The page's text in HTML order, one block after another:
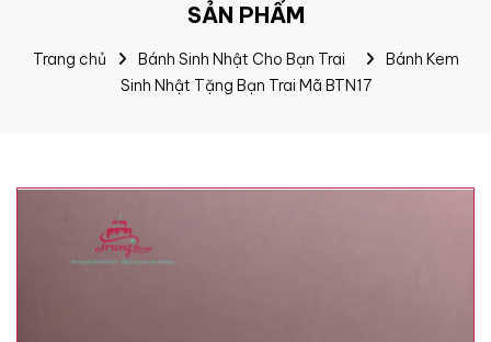
SẢN PHẨM
Trang chủ Bánh Sinh Nhật Cho Bạn Trai
Bánh Kem
Sinh Nhật Tặng Bạn Trai Mã BTN17